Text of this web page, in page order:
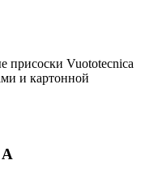
присоски Vuototecnica
и картонной